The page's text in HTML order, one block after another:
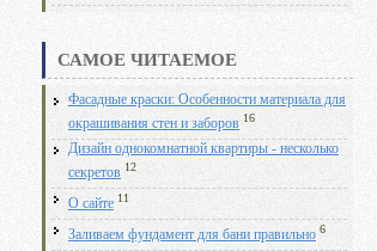
САМОЕ ЧИТАЕМОЕ
Фасадные краски: Особенности материала для
окрашивания стен и заборов 16
Дизайн однокомнатной квартиры - несколько
секретов 12
О сайте 11
Заливаем фундамент для бани правильно 6